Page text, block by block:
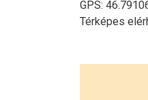
GPS:
Térképes